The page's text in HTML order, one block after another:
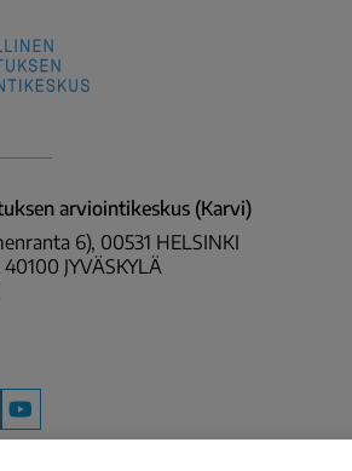
arviointikeskus (Karvi)
6), 00531 HELSINKI
JYVÄSKYLÄ
Bluesky